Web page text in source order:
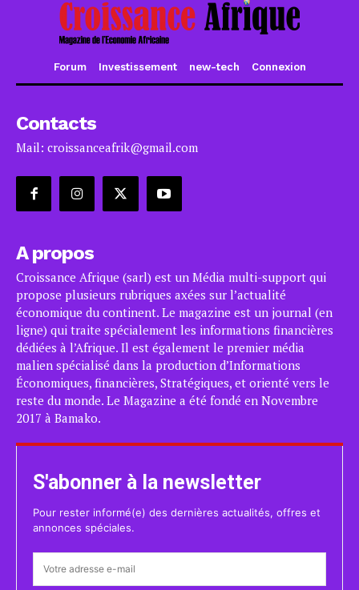
Forum Investissement new-tech Connexion
Contacts
Mail: croissanceafrik@gmail.com
A propos
Croissance Afrique (sarl) est un Média multi-support qui
propose plusieurs rubriques axées sur l’actualité
économique du continent. Le magazine est un journal (en
ligne) qui traite spécialement les informations financières
dédiées à l’Afrique. Il est également le premier média
malien spécialisé dans la production d’Informations
Économiques, financières, Stratégiques, et orienté vers le
reste du monde. Le Magazine a été fondé en Novembre
2017 à Bamako.
S'abonner à la newsletter
Pour rester informé(e) des dernières actualités, offres et
annonces spéciales.